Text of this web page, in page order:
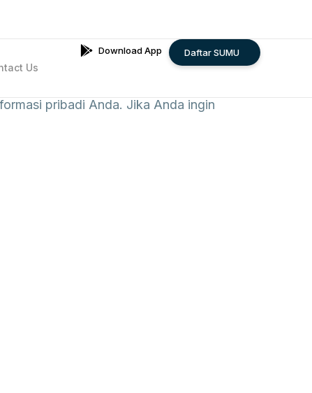
Us
Download App Daftar SUMU
pribadi Anda. Jika Anda ingin